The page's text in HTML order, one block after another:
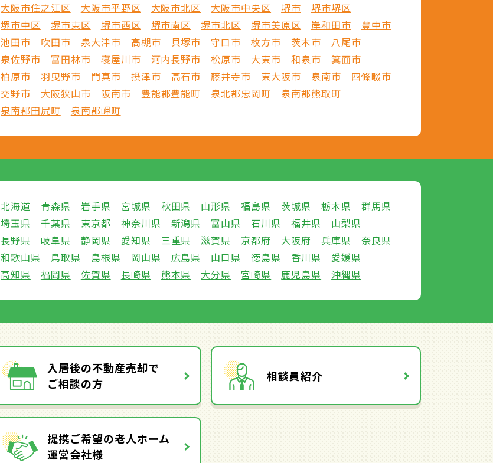
大阪市住之江区
大阪市平野区 大阪市北区 大阪市中央区 堺市
堺市堺区
堺市中区
堺市東区 堺市西区 堺市南区 堺市北区 堺市美原区 岸和田市
豊中市
池田市
吹田市 泉大津市 高槻市 貝塚市 守口市 枚方市 茨木市
八尾市
泉佐野市
富田林市 寝屋川市 河内長野市 松原市 大東市 和泉市
箕面市
柏原市
羽曳野市 門真市 摂津市 高石市 藤井寺市 東大阪市 泉南市
四條畷市
交野市
大阪狭山市 阪南市 豊能郡豊能町 泉北郡忠岡町
泉南郡熊取町
泉南郡田尻町
泉南郡岬町
北海道 青森県 岩手県 宮城県 秋田県 山形県 福島県 茨城県 栃木県
群馬県
埼玉県
千葉県 東京都 神奈川県 新潟県 富山県 石川県 福井県
山梨県
長野県
岐阜県 静岡県 愛知県 三重県 滋賀県 京都府 大阪府 兵庫県
奈良県
和歌山県
鳥取県 島根県 岡山県 広島県 山口県 徳島県 香川県
愛媛県
高知県
福岡県 佐賀県 長崎県 熊本県 大分県 宮崎県 鹿児島県 沖縄県
入居後の不動産売却で
ご相談の方
相談員紹介
提携ご希望の老人ホーム
運営会社様